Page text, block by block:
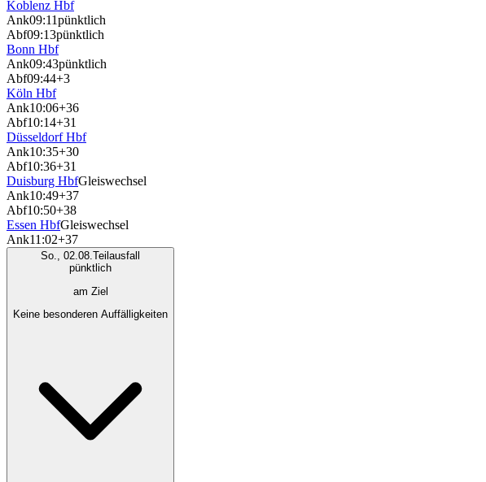
Koblenz Hbf
Ank09:11pünktlich
Abf09:13pünktlich
Bonn Hbf
Ank09:43pünktlich
Abf09:44+3
Köln Hbf
Ank10:06+36
Abf10:14+31
Düsseldorf Hbf
Ank10:35+30
Abf10:36+31
Duisburg HbfGleiswechsel
Ank10:49+37
Abf10:50+38
Essen HbfGleiswechsel
Ank11:02+37
So., 02.08.Teilausfall
pünktlich
am Ziel
Keine besonderen Auffälligkeiten